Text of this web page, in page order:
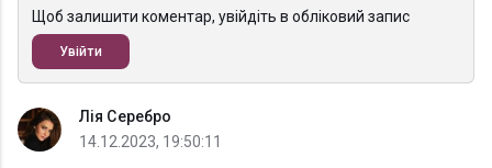
Щоб залишити коментар, увійдіть в обліковий запис
Увійти
Лія Серебро
14.12.2023, 19:50:11